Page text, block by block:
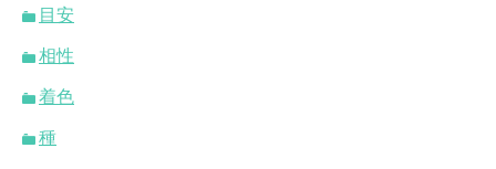
目安
相性
着色
種